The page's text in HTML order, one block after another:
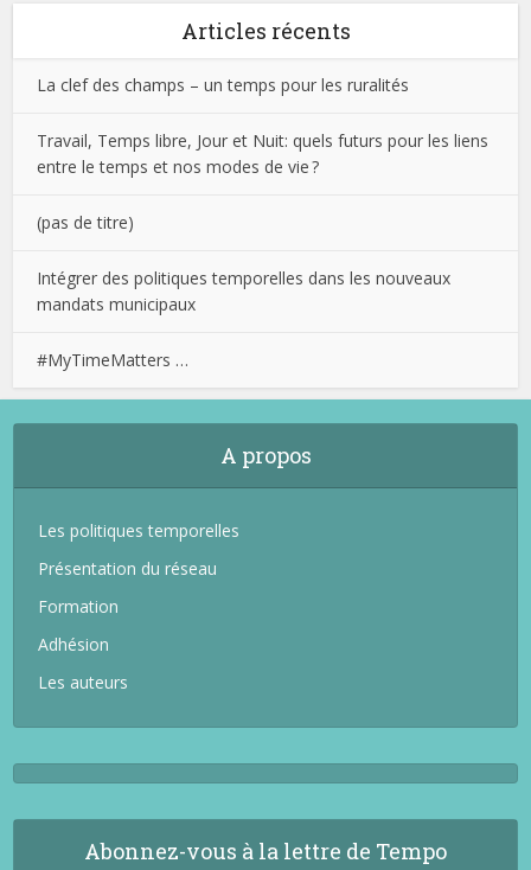
Articles récents
La clef des champs – un temps pour les ruralités
Travail, Temps libre, Jour et Nuit: quels futurs pour les liens
entre le temps et nos modes de vie ?
(pas de titre)
Intégrer des politiques temporelles dans les nouveaux
mandats municipaux
#MyTimeMatters …
A propos
Les politiques temporelles
Présentation du réseau
Formation
Adhésion
Les auteurs
Abonnez-vous à la lettre de Tempo